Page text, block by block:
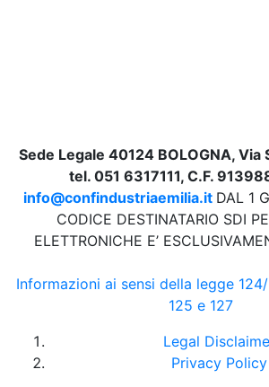
Sede Legale 40124 BOLOGNA, Via
tel. 051 6317111, C.F.
info@confindustriaemilia.it DAL 1
CODICE DESTINATARIO SDI
ELETTRONICHE E’
Informazioni ai sensi della legge
125 e 127
Legal
Privacy Policy